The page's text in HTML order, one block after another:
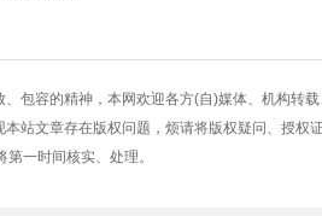
、包容的精神，本网欢迎各方(自)媒体、机构转
站文章存在版权问题，烦请将版权疑问、授权
第一时间核实、处理。